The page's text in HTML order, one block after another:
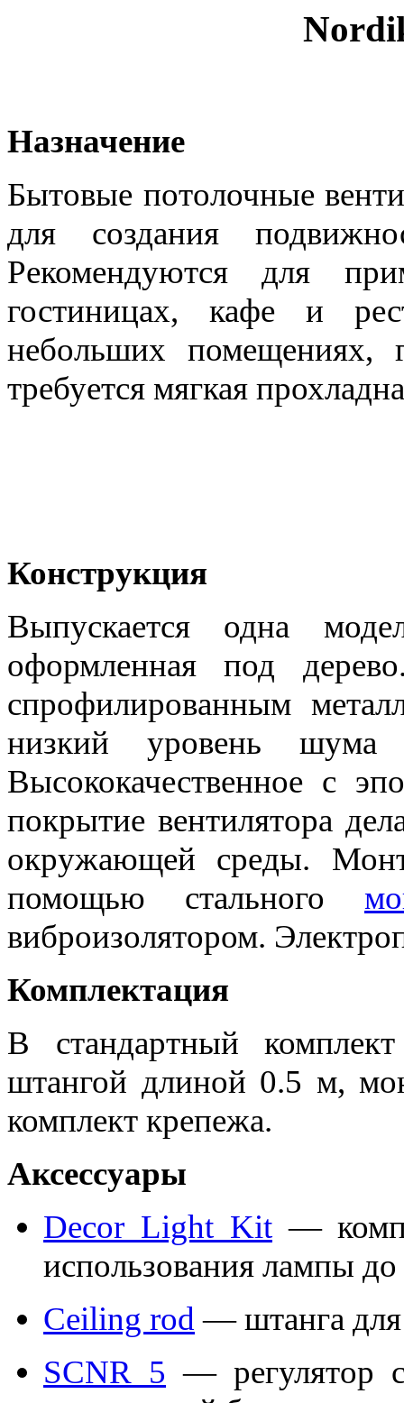
Назначение
Бытовые потолочные
для создания
Рекомендуются для
гостиницах, кафе и
небольших помещениях,
требуется мягкая
Конструкция
Выпускается одна
оформленная под
спрофилированным
низкий уровень
Высококачественное с
покрытие вентилятора
окружающей среды.
помощью стального
виброизолятором.
Комплектация
В стандартный
штангой длиной 0.5 м,
комплект крепежа.
Аксессуары
Decor Light Kit—
использования лампы
Ceiling rod — штанга для
SCNR 5 — регулятор